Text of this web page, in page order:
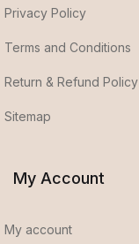
Privacy Policy
Terms and Conditions
Return & Refund Policy
Sitemap
My Account
My account